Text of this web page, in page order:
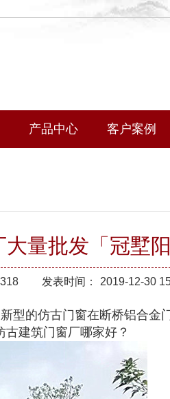
产品中心 客户案例
量批发「冠墅阳
318 发表时间： 2019-12-30
型的仿古门窗在断桥铝合金
建筑门窗厂哪家好？